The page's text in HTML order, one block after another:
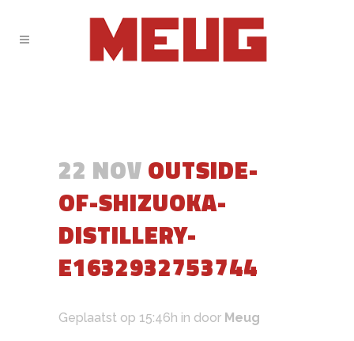
22 NOVOUTSIDE-
OF-SHIZUOKA-
DISTILLERY-
E1632932753744
Geplaatst op 15:46h in door Meug